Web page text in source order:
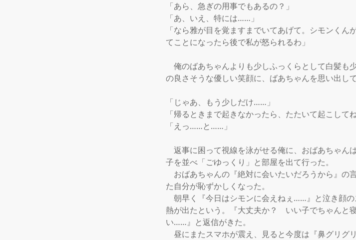
「あら、急ぎの用事でもあるの？」
「あ、いえ、特には……」
「なら雅が目を覚ますまでいてあげて。シモンく
てことになったら後で私が怒られるわ」
俺のばあちゃんよりも少しふっくらとして白髪も
の良さそうな優しい笑顔に、ばあちゃんを思い出し
「じゃあ、もう少しだけ……」
「帰るときまで起きなかったら、たたいて起こして
「えっ……と……」
返事に困って視線を泳がせる俺に、おばあちゃん
子を並べ「ごゆっくり」と部屋を出て行った。
おばあちゃんの『絶対に会いたいだろうから』の
た自分が恥ずかしくなった。
朝早く『今日はシモンに会えねぇ……』と泣き顔
熱が出たという。『大丈夫か？　いい子でちゃんと
い……』と返信がきた。
昼にまたスマホが震え、見ると今度は『鼻グリグ